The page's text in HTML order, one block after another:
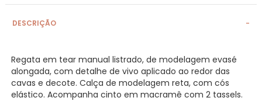
DESCRIÇÃO
Regata em tear manual listrado, de modelagem evasé
alongada, com detalhe de vivo aplicado ao redor das
cavas e decote. Calça de modelagem reta, com cós
elástico. Acompanha cinto em macramê com 2 tassels.